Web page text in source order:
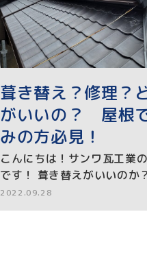
葺き替え？修理？
がいいの？ 屋根
みの方必見！
こんにちは！サンワ瓦工業
です！ 葺き替えがいいのか
2022.09.28